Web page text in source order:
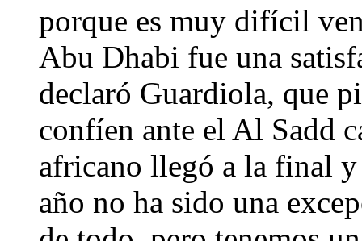
porque es muy difícil
Abu Dhabi fue una
declaró Guardiola, que
confíen ante el Al Sadd
africano llegó a la final y
año no ha sido una